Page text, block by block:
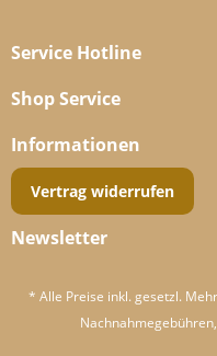
Service Hotline
Shop Service
Informationen
Vertrag widerrufen
Newsletter
* Alle Preise inkl. gesetzl.